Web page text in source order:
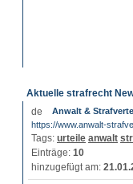
Aktuelle strafrecht
Anwalt &
https://www.anwalt-
Tags: urteile anwalt
Einträge: 10
hinzugefügt am: